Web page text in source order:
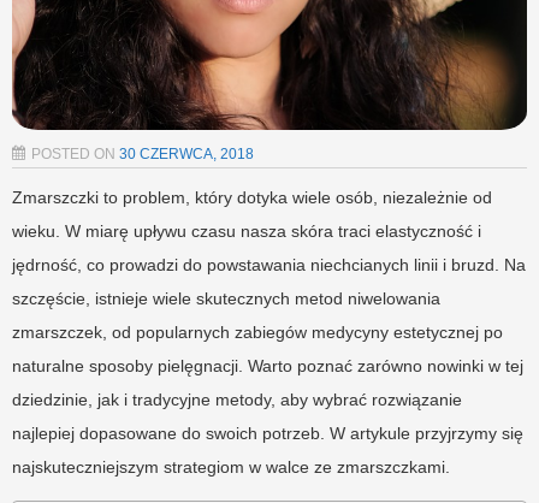
POSTED ON 30 CZERWCA, 2018
Zmarszczki to problem, który dotyka wiele osób, niezależnie od
wieku. W miarę upływu czasu nasza skóra traci elastyczność i
jędrność, co prowadzi do powstawania niechcianych linii i bruzd. Na
szczęście, istnieje wiele skutecznych metod niwelowania
zmarszczek, od popularnych zabiegów medycyny estetycznej po
naturalne sposoby pielęgnacji. Warto poznać zarówno nowinki w tej
dziedzinie, jak i tradycyjne metody, aby wybrać rozwiązanie
najlepiej dopasowane do swoich potrzeb. W artykule przyjrzymy się
najskuteczniejszym strategiom w walce ze zmarszczkami.